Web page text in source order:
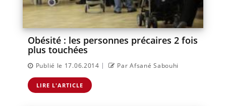
Obésité : les personnes précaires 2 fois
plus touchées
Publié le 17.06.2014 | Par Afsané Sabouhi
LIRE L'ARTICLE